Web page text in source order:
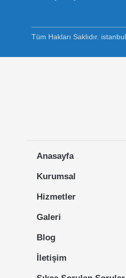
Tüm Hakları Saklıdır.
Anasayfa
Kurumsal
Hizmetler
Galeri
Blog
İletişim